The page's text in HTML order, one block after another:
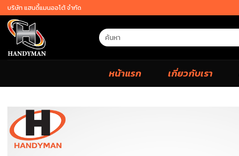
Skip
to
content
บริษัท แฮนดี้แมนออโต้ จำกัด
Search
for:
หน้าแรก เกี่ยวกับเรา